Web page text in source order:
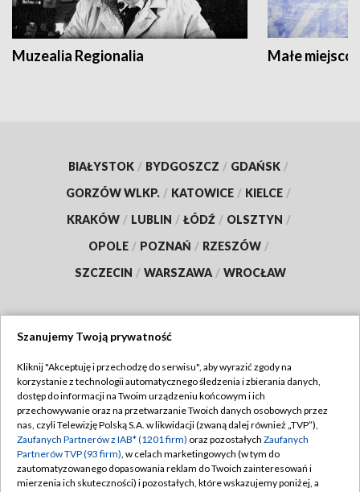
Muzealia Regionalia Małe
BIAŁYSTOK / BYDGOSZCZ / GDAŃSK /
GORZÓW WLKP. / KATOWICE / KIELCE /
KRAKÓW / LUBLIN / ŁÓDŹ / OLSZTYN /
OPOLE / POZNAŃ / RZESZÓW /
SZCZECIN / WARSZAWA / WROCŁAW
TVP
Abonament TVP
Emisja w TVP
Centrum informacji TVP
Naziemna Telewizja Cyfrowa
Regulamin TVP
Polityka prywatności
Moje zgody
Szanujemy Twoją prywatność
Kliknij "Akceptuję i przechodzę do serwisu", aby wyrazić zgody na
korzystanie z technologii automatycznego śledzenia i zbierania danych,
dostęp do informacji na Twoim urządzeniu końcowym i ich
przechowywanie oraz na przetwarzanie Twoich danych osobowych przez
nas, czyli Telewizję Polską S.A. w likwidacji (zwaną dalej również „TVP”),
Zaufanych Partnerów z IAB* (1201 firm) oraz pozostałych Zaufanych
Partnerów TVP (93 firm), w celach marketingowych (w tym do
zautomatyzowanego dopasowania reklam do Twoich zainteresowań i
mierzenia ich skuteczności) i pozostałych, które wskazujemy poniżej, a